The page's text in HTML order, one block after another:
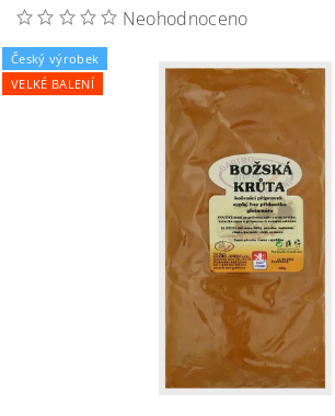
Neohodnoceno
Český výrobek
VELKÉ BALENÍ